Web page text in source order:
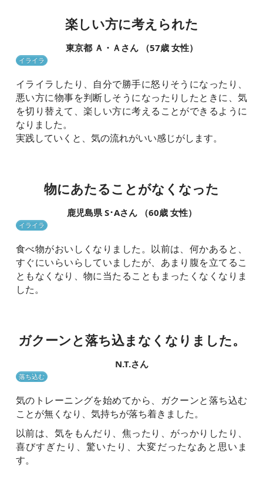
楽しい方に考えられた
東京都 Ａ・Ａさん （57歳 女性）
イライラ
イライラしたり、自分で勝手に怒りそうになったり、
悪い方に物事を判断しそうになったりしたときに、気
を切り替えて、楽しい方に考えることができるように
なりました。
実践していくと、気の流れがいい感じがします。
物にあたることがなくなった
鹿児島県 S･Aさん （60歳 女性）
イライラ
食べ物がおいしくなりました。以前は、何かあると、
すぐにいらいらしていましたが、あまり腹を立てるこ
ともなくなり、物に当たることもまったくなくなりま
した。
ガクーンと落ち込まなく なりました。
N.T.さん
落ち込む
気のトレーニングを始めてから、ガクーンと落ち込む
ことが無くなり、気持ちが落ち着きました。
以前は、気をもんだり、焦ったり、がっかりしたり、
喜びすぎたり、驚いたり、大変だったなあと思いま
す。